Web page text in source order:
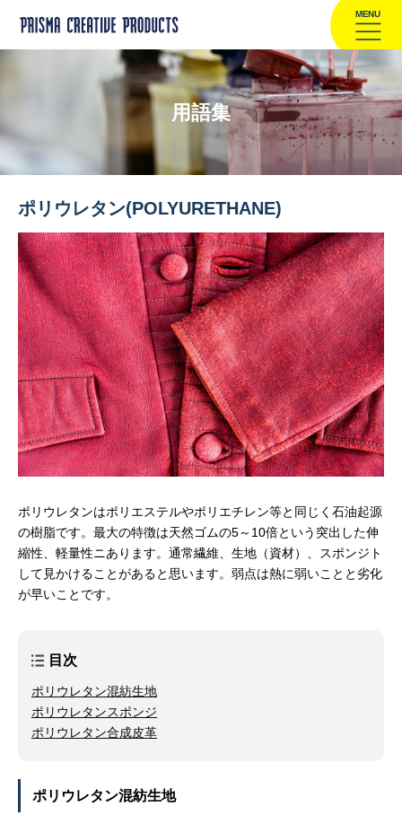
MENU
用語集
ポリウレタン(POLYURETHANE)
ポリウレタンはポリエステルやポリエチレン等と同じく石油起源
の樹脂です。最大の特徴は天然ゴムの5～10倍という突出した伸
縮性、軽量性ニあります。通常繊維、生地（資材）、スポンジト
して見かけることがあると思います。弱点は熱に弱いことと劣化
が早いことです。
目次
ポリウレタン混紡生地
ポリウレタンスポンジ
ポリウレタン合成皮革
ポリウレタン混紡生地